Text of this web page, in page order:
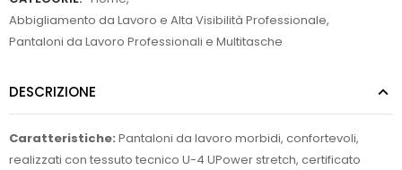
Abbigliamento da Lavoro e Alta Visibilità Professionale,
Pantaloni da Lavoro Professionali e Multitasche
DESCRIZIONE
Caratteristiche: Pantaloni da lavoro morbidi, confortevoli,
realizzati con tessuto tecnico U-4 UPower stretch, certificato